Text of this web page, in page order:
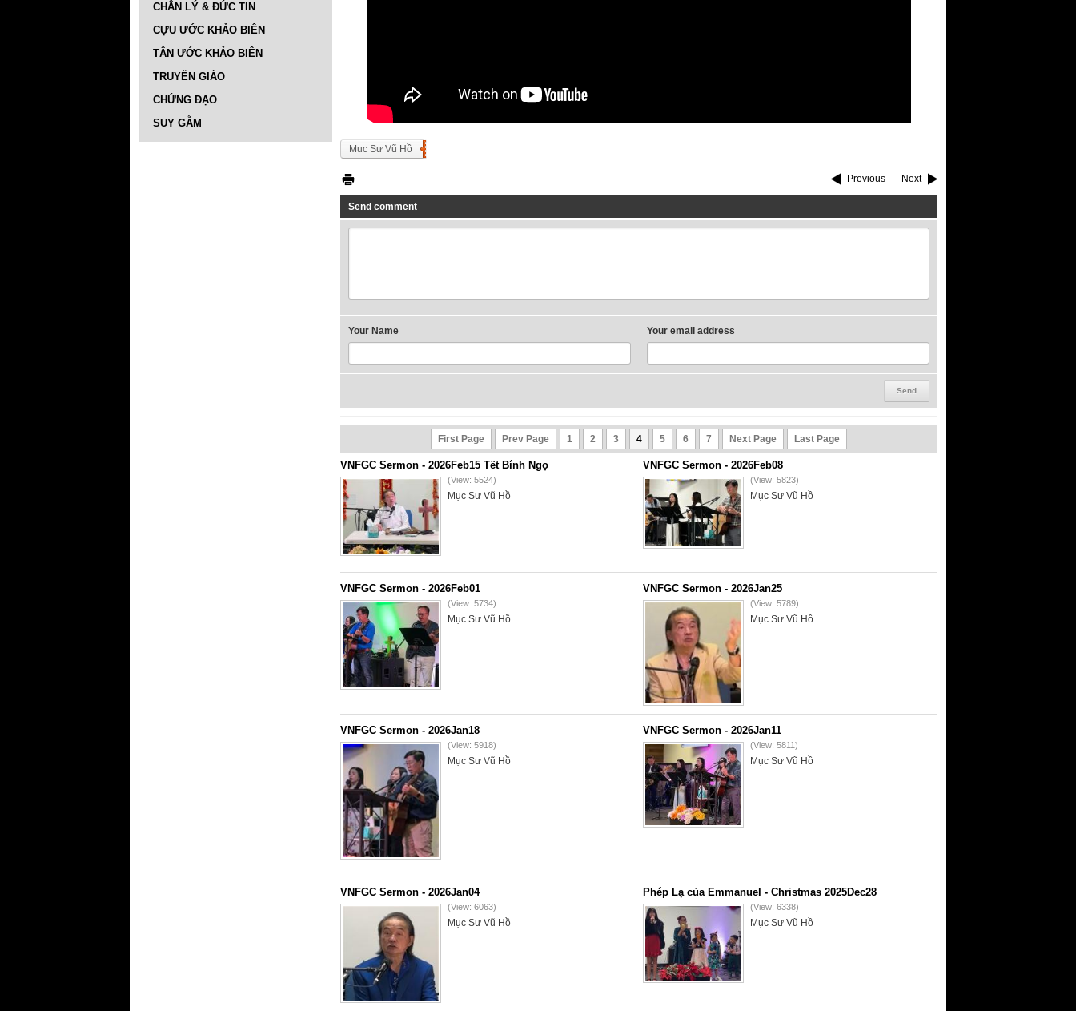
CHÂN LÝ & ĐỨC TIN
CỰU ƯỚC KHẢO BIÊN
TÂN ƯỚC KHẢO BIÊN
TRUYỀN GIÁO
CHỨNG ĐẠO
SUY GẪM
Muc Sư Vũ Hồ
Previous Next
Send comment
Your Name Your email address
First Page Prev Page 1 2 3 4 5 6 7 Next Page Last Page
VNFGC Sermon - 2026Feb15 Tết Bính Ngọ
(View: 5524)
Mục Sư Vũ Hồ
VNFGC Sermon - 2026Feb08
(View: 5823)
Mục Sư Vũ Hồ
VNFGC Sermon - 2026Feb01
(View: 5734)
Mục Sư Vũ Hồ
VNFGC Sermon - 2026Jan25
(View: 5789)
Mục Sư Vũ Hồ
VNFGC Sermon - 2026Jan18
(View: 5918)
Mục Sư Vũ Hồ
VNFGC Sermon - 2026Jan11
(View: 5811)
Mục Sư Vũ Hồ
VNFGC Sermon - 2026Jan04
(View: 6063)
Mục Sư Vũ Hồ
Phép Lạ của Emmanuel - Christmas 2025Dec28
(View: 6338)
Mục Sư Vũ Hồ